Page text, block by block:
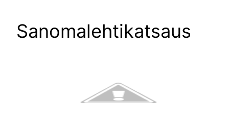
Sanomalehtikatsaus